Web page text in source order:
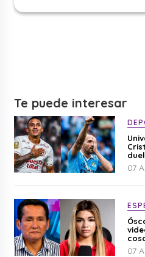
Te puede interesar
07
07